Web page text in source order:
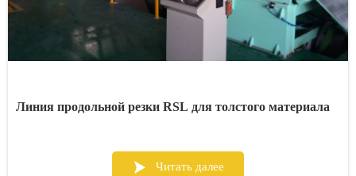
Линия продольной резки RSL для толстого материала
 Читать далее